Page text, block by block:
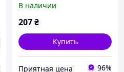
В наличии
207₴
Купить
Приятная цена 96%